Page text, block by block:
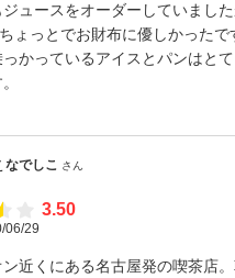
ュースをオーダーしていまし
ょっとでお財布に優しかった
かっているアイスとパンはと
なでしこ さん
3.50
06/29
近くにある名古屋発の喫茶店